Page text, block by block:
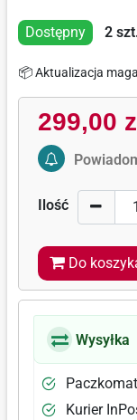
Dostępny 2
📦 Aktualizacja
299,00
Activate
Ilość
Do
Wysyłka
Kurier